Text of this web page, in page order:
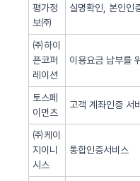
평가정
보㈜
실명확인, 본인인
㈜하이
픈코퍼
레이션
이용요금 납부를
토스페
이먼츠
고객 계좌인증 서
㈜케이
지이니
시스
통합인증서비스